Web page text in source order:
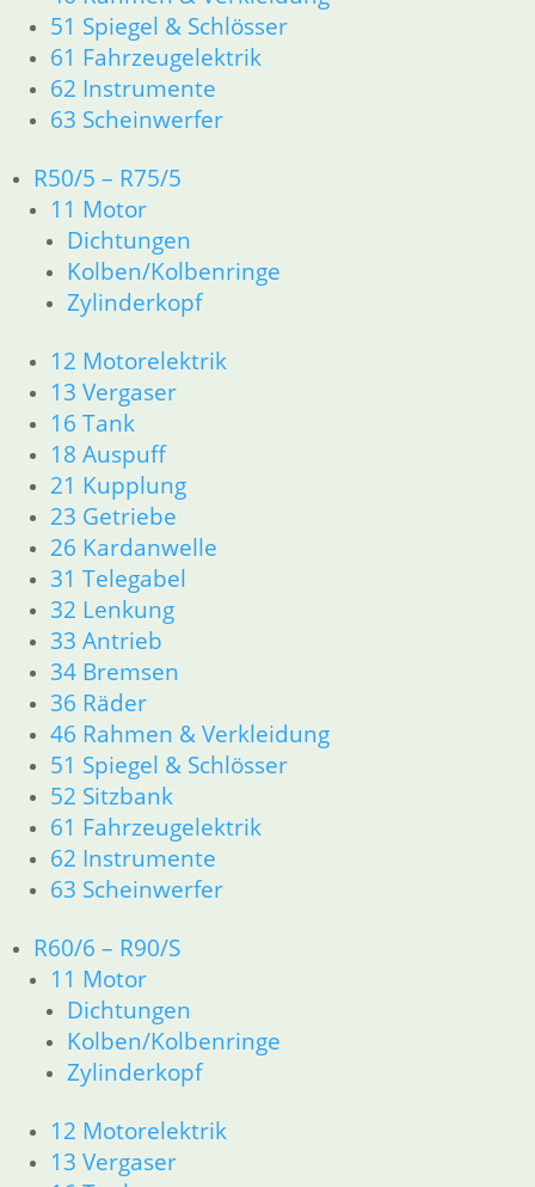
51 Spiegel & Schlösser
61 Fahrzeugelektrik
62 Instrumente
63 Scheinwerfer
R50/5 – R75/5
11 Motor
Dichtungen
Kolben/Kolbenringe
Zylinderkopf
12 Motorelektrik
13 Vergaser
16 Tank
18 Auspuff
21 Kupplung
23 Getriebe
26 Kardanwelle
31 Telegabel
32 Lenkung
33 Antrieb
34 Bremsen
36 Räder
46 Rahmen & Verkleidung
51 Spiegel & Schlösser
52 Sitzbank
61 Fahrzeugelektrik
62 Instrumente
63 Scheinwerfer
R60/6 – R90/S
11 Motor
Dichtungen
Kolben/Kolbenringe
Zylinderkopf
12 Motorelektrik
13 Vergaser
Shop
Ersatzteile nach Modell
K-Modell
11 Motor
32 Lenkung
33 Antrieb
34 Bremsen
46 Rahmen Verkleidung
61 Fahrzeugelektrik
R25 /3
Dichtungen
Zylinderkopf
12 Motorelektrik
13 Vergaser
16 Tank
18 Auspuff
21 Kupplung
23 Getriebe
31 Telegabel
32 Lenkung
33 Antrieb
34 Bremsen
36 Räder
46 Rahmen Verkleidung R25/3
51 Spiegel & Schlösser
61 Fahrzeugelektrik
62 Instrumente
63 Scheinwerfer
R26 & R27
11 Motor
Zylinderkopf r26-r27
12 Motorelektrik
13 Vergaser
16 Tank
18 Auspuff
21 Kupplung
26 Kardanwelle
31 Telegabel